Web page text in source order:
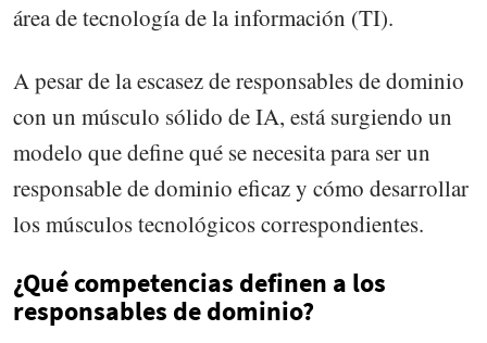
área de tecnología de la información (TI).
A pesar de la escasez de responsables de dominio
con un músculo sólido de IA, está surgiendo un
modelo que define qué se necesita para ser un
responsable de dominio eficaz y cómo desarrollar
los músculos tecnológicos correspondientes.
¿Qué competencias definen a los
responsables de dominio?